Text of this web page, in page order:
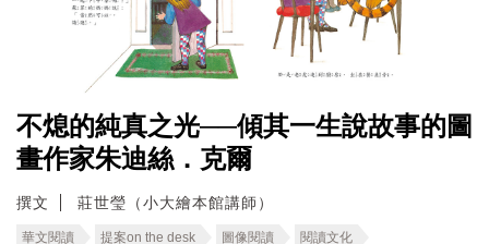
不熄的純真之光──傾其一生說故事的圖
畫作家朱迪絲．克爾
撰文 莊世瑩（小大繪本館講師）
華文閱讀 提案on the desk 圖像閱讀 閱讀文化